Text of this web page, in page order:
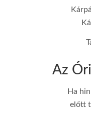
Az
Ha
előtt